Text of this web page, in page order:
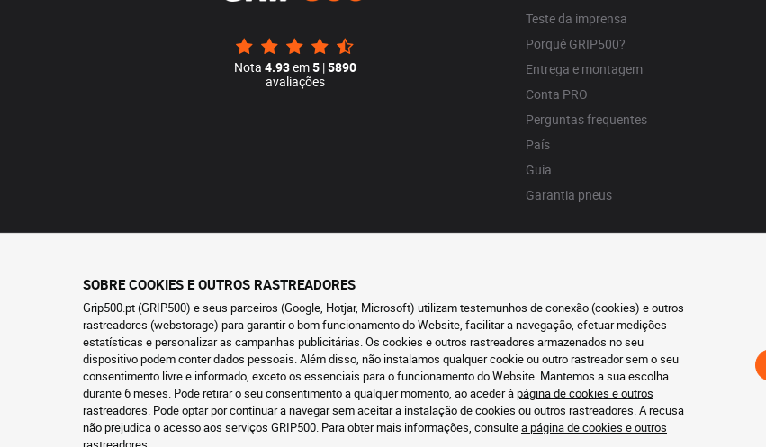
Nota 4.93em5|5890
avaliações
Teste da imprensa
Porquê GRIP500?
Entrega e montagem
Conta PRO
Perguntas frequentes
País
Guia
Garantia pneus
SOBRE COOKIES E OUTROS RASTREADORES
Grip500.pt (GRIP500) e seus parceiros (Google, Hotjar, Microsoft) utilizam testemunhos de conexão (cookies) e outros
rastreadores (webstorage) para garantir o bom funcionamento do Website, facilitar a navegação, efetuar medições
estatísticas e personalizar as campanhas publicitárias. Os cookies e outros rastreadores armazenados no seu
dispositivo podem conter dados pessoais. Além disso, não instalamos qualquer cookie ou outro rastreador sem o seu
consentimento livre e informado, exceto os essenciais para o funcionamento do Website. Mantemos a sua escolha
durante 6 meses. Pode retirar o seu consentimento a qualquer momento, ao aceder àpágina de cookies e outros
rastreadores. Pode optar por continuar a navegar sem aceitar a instalação de cookies ou outros rastreadores. A recusa
não prejudica o acesso aos serviços GRIP500. Para obter mais informações, consultea página de cookies e outros